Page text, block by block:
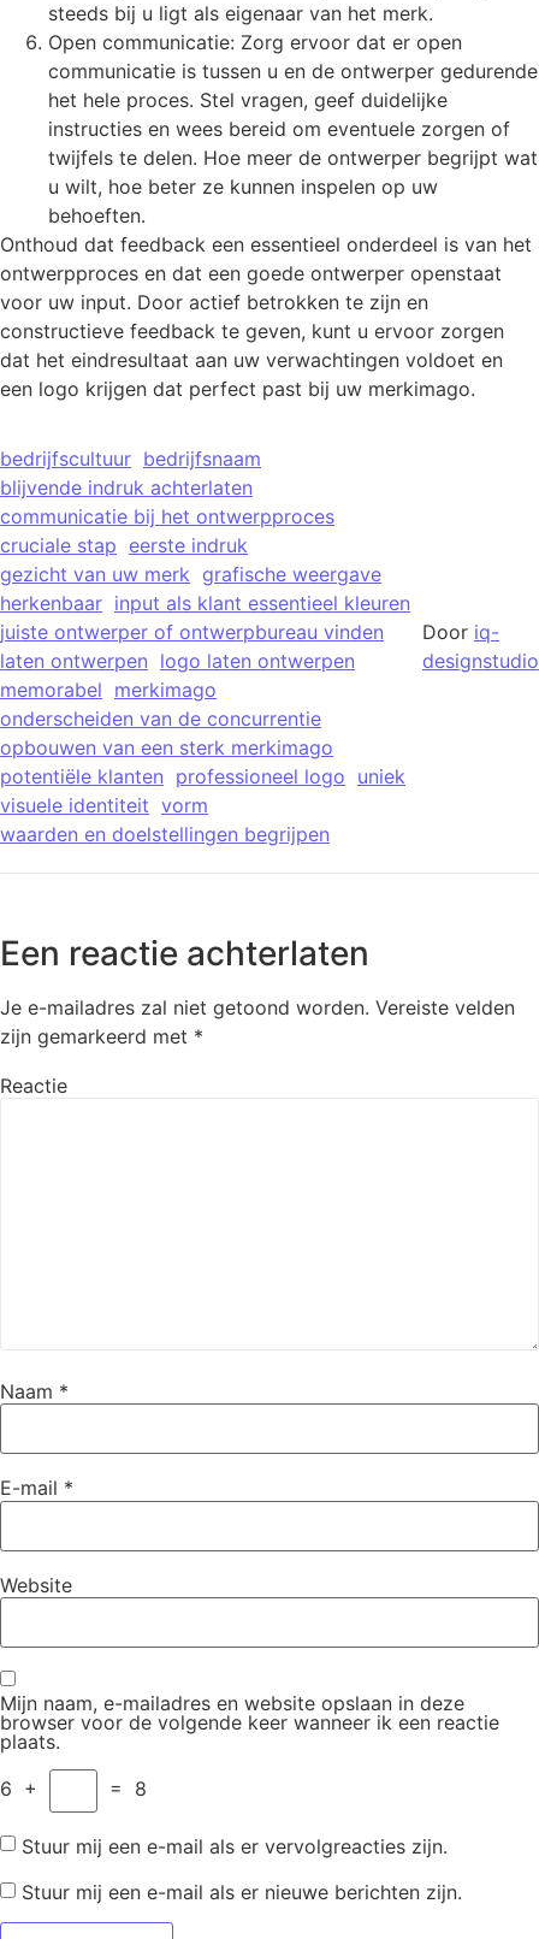
steeds bij u ligt als eigenaar van het merk.
Open communicatie: Zorg ervoor dat er open
communicatie is tussen u en de ontwerper gedurende
het hele proces. Stel vragen, geef duidelijke
instructies en wees bereid om eventuele zorgen of
twijfels te delen. Hoe meer de ontwerper begrijpt wat
u wilt, hoe beter ze kunnen inspelen op uw
behoeften.
Onthoud dat feedback een essentieel onderdeel is van het
ontwerpproces en dat een goede ontwerper openstaat
voor uw input. Door actief betrokken te zijn en
constructieve feedback te geven, kunt u ervoor zorgen
dat het eindresultaat aan uw verwachtingen voldoet en
een logo krijgen dat perfect past bij uw merkimago.
bedrijfscultuur bedrijfsnaam
blijvende indruk achterlaten
communicatie bij het ontwerpproces
cruciale stap eerste indruk
gezicht van uw merk grafische weergave
herkenbaar input als klant essentieel kleuren
juiste ontwerper of ontwerpbureau vinden
laten ontwerpen logo laten ontwerpen
memorabel merkimago
onderscheiden van de concurrentie
opbouwen van een sterk merkimago
potentiële klanten professioneel logo uniek
visuele identiteit vorm
waarden en doelstellingen begrijpen
Door iq-
designstudio
Een reactie achterlaten
Je e-mailadres zal niet getoond worden. Vereiste velden
zijn gemarkeerd met *
Reactie
Naam *
E-mail *
Website
Mijn naam, e-mailadres en website opslaan in deze
browser voor de volgende keer wanneer ik een reactie
plaats.
6 + = 8
Stuur mij een e-mail als er vervolgreacties zijn.
Stuur mij een e-mail als er nieuwe berichten zijn.